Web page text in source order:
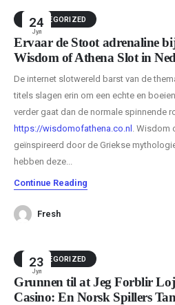
24
Јул
UNCATEGORIZED
Ervaar de Stoot adrenaline
Wisdom of Athena Slot in
De internet slotwereld barst van de
titels slagen erin om een echte en
verder gaat dan de normale spinnende
https://wisdomofathena.co.nl . Wisdom
geïnspireerd door de Griekse
hebben deze...
Continue Reading
Fresh
23
Јул
UNCATEGORIZED
Grunnen til at Jeg Forblir
Casino: En Norsk Spillers